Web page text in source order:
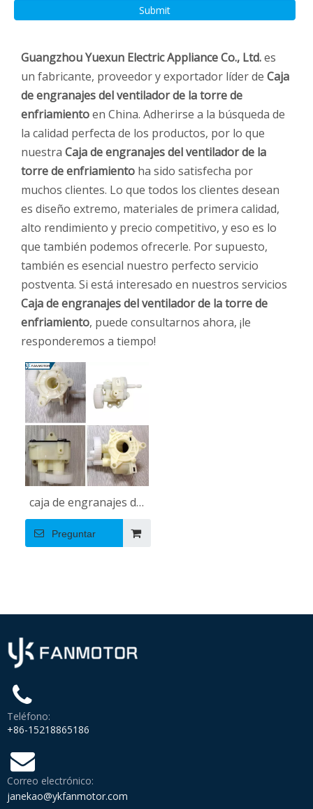
Submit
Guangzhou Yuexun Electric Appliance Co., Ltd.es
un fabricante, proveedor y exportador líder de Caja
de engranajes del ventilador de la torre de
enfriamientoen China. Adherirse a la búsqueda de
la calidad perfecta de los productos, por lo que
nuestra Caja de engranajes del ventilador de la
torre de enfriamiento ha sido satisfecha por
muchos clientes. Lo que todos los clientes desean
es diseño extremo, materiales de primera calidad,
alto rendimiento y precio competitivo, y eso es lo
que también podemos ofrecerle. Por supuesto,
también es esencial nuestro perfecto servicio
postventa. Si está interesado en nuestros servicios
Caja de engranajes del ventilador de la torre de
enfriamiento, puede consultarnos ahora, ¡le
responderemos a tiempo!
caja de engranajes del
motor del ventilador de
plástico
Preguntar
Teléfono:
+86-15218865186
Correo electrónico:
janekao@ykfanmotor.com